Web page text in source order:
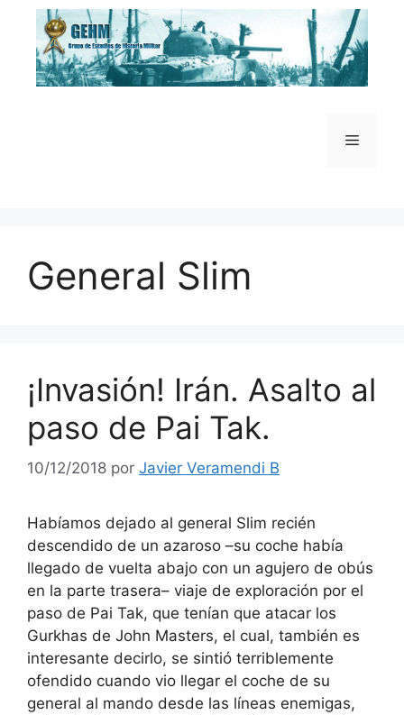
Saltar
contenido
Menú
General Slim
¡Invasión! Irán. Asalto al
paso de Pai Tak.
10/12/2018 por Javier Veramendi B
Habíamos dejado al general Slim recién
descendido de un azaroso –su coche había
llegado de vuelta abajo con un agujero de obús
en la parte trasera– viaje de exploración por el
paso de Pai Tak, que tenían que atacar los
Gurkhas de John Masters, el cual, también es
interesante decirlo, se sintió terriblemente
ofendido cuando vio llegar el coche de su
general al mando desde las líneas enemigas,